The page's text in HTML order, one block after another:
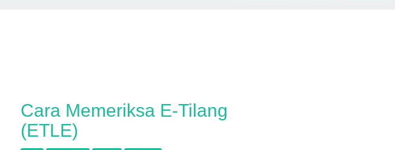
Cara Memeriksa E-Tilang
(ETLE)